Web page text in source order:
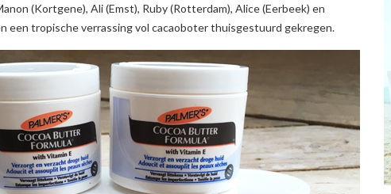
(Kortgene), Ali (Emst), Ruby (Rotterdam), Alice (Eerbeek) en
een tropische verrassing vol cacaoboter thuisgestuurd gekregen.